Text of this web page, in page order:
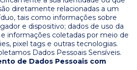
diretamente relacionadas a um
tais como informações sobre
e dispositivo; dados de uso da
e informações coletadas por meio de
pixel tags e outras tecnologias.
Dados Pessoais Sensíveis.
de Dados Pessoais com